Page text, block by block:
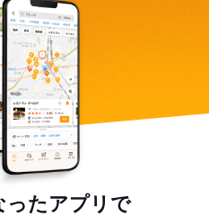
ったアプリで